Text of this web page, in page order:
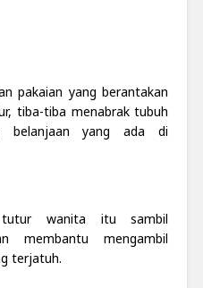
pakaian yang berantakan
tiba-tiba menabrak tubuh
belanjaan yang ada di
tutur wanita itu sambil
membantu mengambil
terjatuh.